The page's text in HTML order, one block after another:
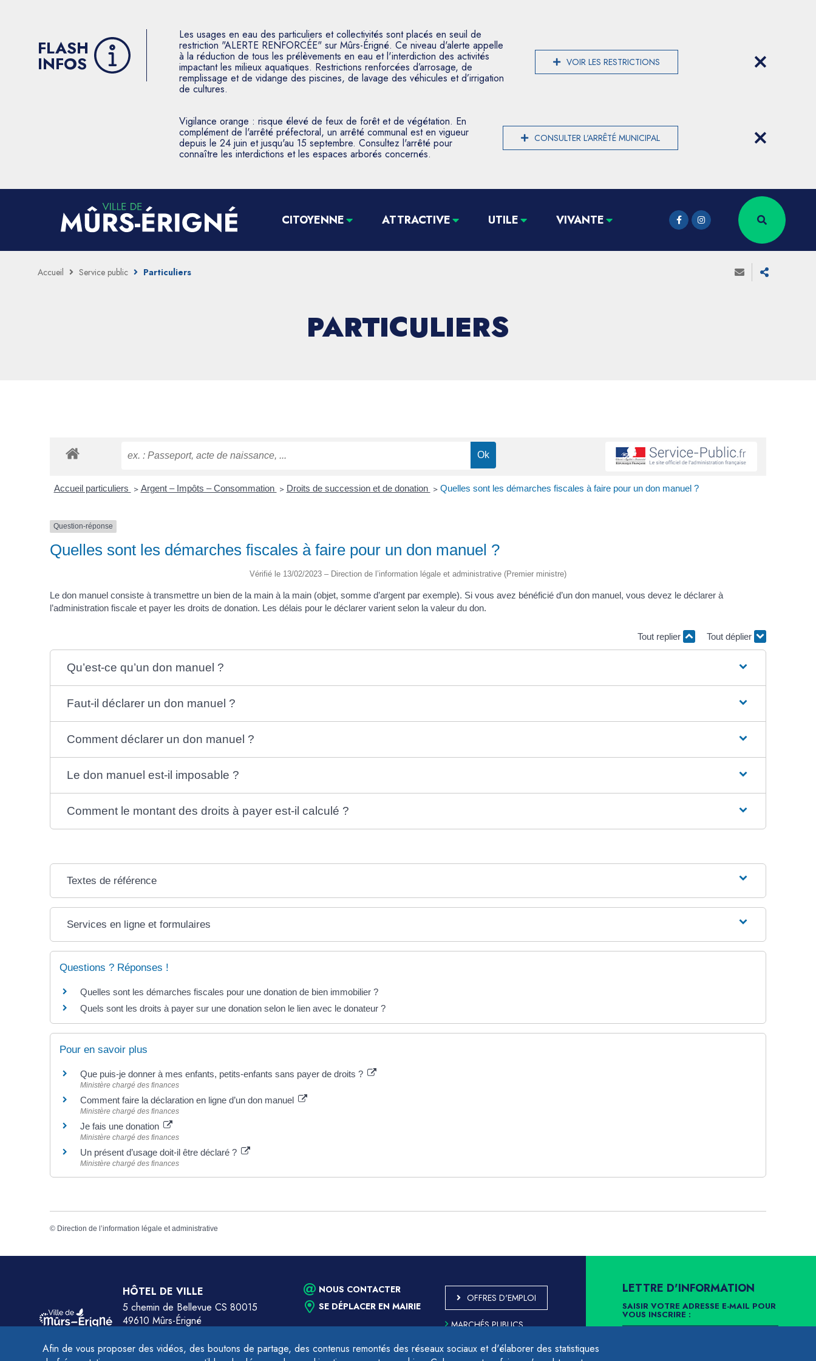
Afin de vous proposer des vidéos, des boutons de partage, des contenus remontés des réseaux sociaux et d'élaborer des statistiques
FLASH
INFOS
Les usages en eau des particuliers et collectivités sont placés en seuil de
restriction "ALERTE RENFORCÉE" sur Mûrs-Érigné. Ce niveau d'alerte appelle
à la réduction de tous les prélèvements en eau et l'interdiction des activités
impactant les milieux aquatiques. Restrictions renforcées d’arrosage, de
remplissage et de vidange des piscines, de lavage des véhicules et d’irrigation
de cultures.
VOIR LES RESTRICTIONS
Vigilance orange : risque élevé de feux de forêt et de végétation. En
complément de l'arrêté préfectoral, un arrêté communal est en vigueur
depuis le 24 juin et jusqu'au 15 septembre. Consultez l'arrêté pour
connaître les interdictions et les espaces arborés concernés.
CONSULTER L'ARRÊTÉ MUNICIPAL
CITOYENNE ATTRACTIVE UTILE VIVANTE
Accueil Service public Particuliers
PARTICULIERS
Accueil particuliers > Argent – Impôts – Consommation > Droits de succession et de donation > Quelles sont les démarches fiscales à faire pour un don manuel ?
Question-réponse
Quelles sont les démarches fiscales à faire pour un don manuel ?
Vérifié le 13/02/2023 – Direction de l’information légale et administrative (Premier ministre)
Le don manuel consiste à transmettre un bien de la main à la main (objet, somme d’argent par exemple). Si vous avez bénéficié d’un don manuel, vous devez le déclarer à
l’administration fiscale et payer les droits de donation. Les délais pour le déclarer varient selon la valeur du don.
Tout replier Tout déplier
Qu’est-ce qu’un don manuel ?
Faut-il déclarer un don manuel ?
Comment déclarer un don manuel ?
Le don manuel est-il imposable ?
Comment le montant des droits à payer est-il calculé ?
Textes de référence
Services en ligne et formulaires
Questions ? Réponses !
Quelles sont les démarches fiscales pour une donation de bien immobilier ?
Quels sont les droits à payer sur une donation selon le lien avec le donateur ?
Pour en savoir plus
Que puis-je donner à mes enfants, petits-enfants sans payer de droits ?
Ministère chargé des finances
Comment faire la déclaration en ligne d’un don manuel
Ministère chargé des finances
Je fais une donation
Ministère chargé des finances
Un présent d’usage doit-il être déclaré ?
Ministère chargé des finances
© Direction de l’information légale et administrative
HÔTEL DE VILLE
5 chemin de Bellevue CS 80015
49610 Mûrs-Érigné
NOUS CONTACTER
SE DÉPLACER EN MAIRIE
OFFRES D'EMPLOI
MARCHÉS PUBLICS
CONFORME
LETTRE D'INFORMATION
SAISIR VOTRE ADRESSE E-MAIL POUR
VOUS INSCRIRE :